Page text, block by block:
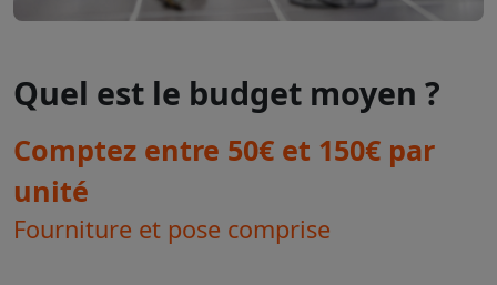
Quel est le budget moyen ?
Comptez entre 50€ et 150€ par
unité
Fourniture et pose comprise